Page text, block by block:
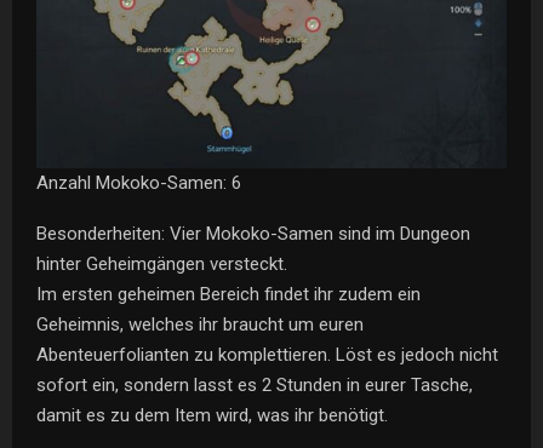
Anzahl Mokoko-Samen: 6
Besonderheiten: Vier Mokoko-Samen sind im Dungeon
hinter Geheimgängen versteckt.
Im ersten geheimen Bereich findet ihr zudem ein
Geheimnis, welches ihr braucht um euren
Abenteuerfolianten zu komplettieren. Löst es jedoch nicht
sofort ein, sondern lasst es 2 Stunden in eurer Tasche,
damit es zu dem Item wird, was ihr benötigt.